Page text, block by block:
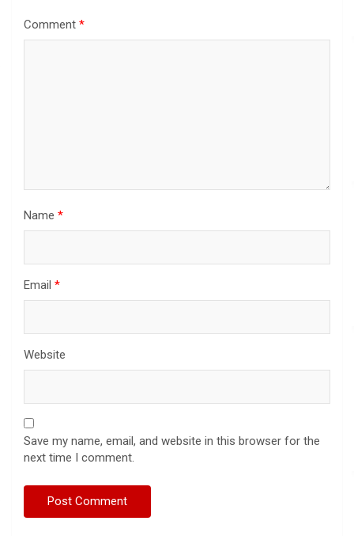
Comment *
Name *
Email *
Website
Save my name, email, and website in this browser for the
next time I comment.